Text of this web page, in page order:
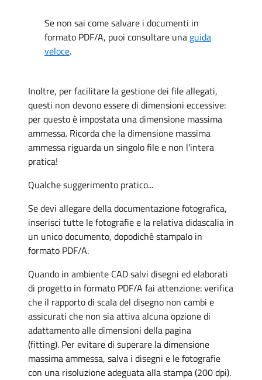
Se non sai come salvare i documenti in
formato PDF/A, puoi consultare una guida
veloce.
Inoltre, per facilitare la gestione dei file allegati,
questi non devono essere di dimensioni eccessive:
per questo è impostata una dimensione massima
ammessa. Ricorda che la dimensione massima
ammessa riguarda un singolo file e non l'intera
pratica!
Qualche suggerimento pratico...
Se devi allegare della documentazione fotografica,
inserisci tutte le fotografie e la relativa didascalia in
un unico documento, dopodichè stampalo in
formato PDF/A.
Quando in ambiente CAD salvi disegni ed elaborati
di progetto in formato PDF/A fai attenzione: verifica
che il rapporto di scala del disegno non cambi e
assicurati che non sia attiva alcuna opzione di
adattamento alle dimensioni della pagina
(fitting). Per evitare di superare la dimensione
massima ammessa, salva i disegni e le fotografie
con una risoluzione adeguata alla stampa (200 dpi).